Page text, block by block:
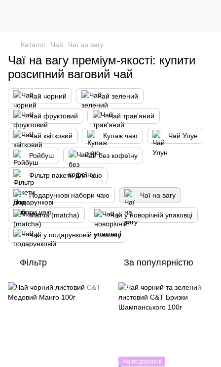
Каталог Чай Чаї на вагу
Чаї на вагу преміум-якості: купити
розсипний ваговий чай
Чай чорний Чай зелений
Чай фруктовий Чай трав'яний
Чай квітковий Купаж чаю Чай Улун
Ройбуш Чай без кофеїну
Фільтр пакети для чаю
Подарункові набори чаю Чаї на вагу
Матча (matcha) Чай у новорічній упаковці
Чай у подарунковій упаковці
Фільтр За популярністю
На подарунок